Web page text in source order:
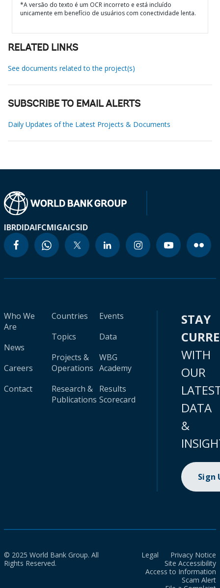
*A versão do texto é um OCR incorreto e está incluído
unicamente em benefício de usuários com conectividade lenta.
RELATED LINKS
See documents related to the project(s)
SUBSCRIBE TO EMAIL ALERTS
Daily Updates of the Latest Projects & Documents
IBRDIDAIFCMIGAICSID
Who We
Are
News
Careers
Contact
Countries
Topics
Projects &
Operations
Research &
Publications
Events
Data
WBG
Academy
Results
Scorecard
STAY
WITH
OUR
DATA
&
Sign
© 2025 World Bank Group. All
Rights Reserved.
Legal
Privacy Notice
Site Accessibility
Access to Information
Scam Alert